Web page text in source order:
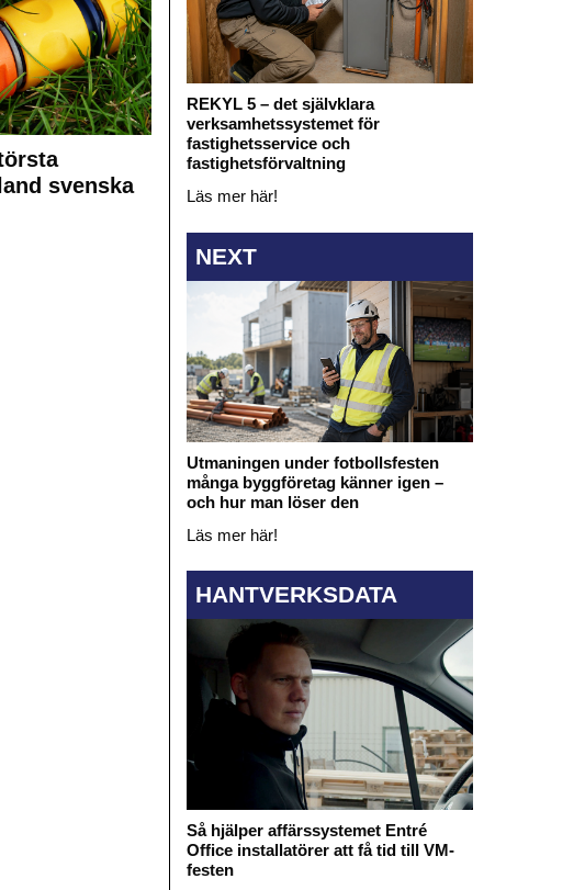
svenska
REKYL 5 – det självklara
verksamhetssystemet för
fastighetsservice och
fastighetsförvaltning
Läs mer här!
NEXT
Utmaningen under fotbollsfesten
många byggföretag känner igen –
och hur man löser den
Läs mer här!
HANTVERKSDATA
Så hjälper affärssystemet Entré
Office installatörer att få tid till VM-
festen